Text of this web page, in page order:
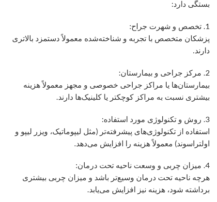
بستگی دارد:
1. تخصص و شهرت جراح:
پزشکان متخصص با تجربه و شناخته‌شده معمولاً دستمزد بالاتری
دارند.
2. مرکز جراحی و بیمارستان:
بیمارستان‌ها یا مراکز جراحی خصوصی و مجهز معمولاً هزینه
بیشتری نسبت به مراکز کوچکتر یا کلینیک‌ها دارند.
3. روش و تکنولوژی مورد استفاده:
استفاده از تکنولوژی‌های پیشرفته‌تر (مثل لیپوماتیک، ویزر لیپو و
اولتراسوند) معمولاً هزینه را افزایش می‌دهد.
4. میزان چربی و وسعت ناحیه تحت درمان:
هرچه ناحیه تحت درمان وسیع‌تر باشد و میزان چربی بیشتری
برداشته شود، هزینه نیز افزایش می‌یابد.